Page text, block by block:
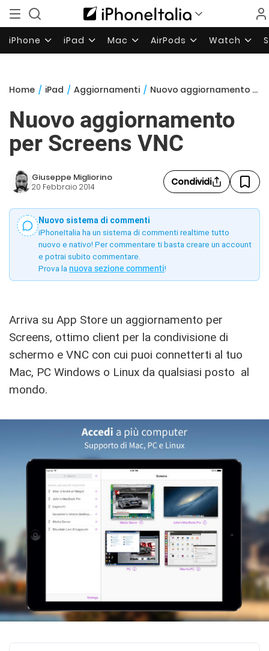
iPhone iPad Mac AirPods Watch
Home / iPad / Aggiornamenti / Nuovo aggiornamento per Screens VNC
Nuovo aggiornamento
per Screens VNC
Giuseppe Migliorino
20 Febbraio 2014 Condividi
Nuovo sistema di commenti
iPhoneItalia ha un sistema di commenti realtime tutto
nuovo e nativo! Per commentare ti basta creare un account
e potrai subito commentare.
Prova la nuova sezione commenti!
Arriva su App Store un aggiornamento per
Screens, ottimo client per la condivisione di
schermo e VNC con cui puoi connetterti al tuo
Mac, PC Windows o Linux da qualsiasi posto al
mondo.